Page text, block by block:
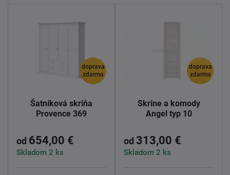
doprava
zdarma
Šatníková skriňa
Provence 369
od 654,00 €
Skladom 2 ks
doprava
zdarma
Skrine a komody
Angel typ 10
od 313,00 €
Skladom 2 ks